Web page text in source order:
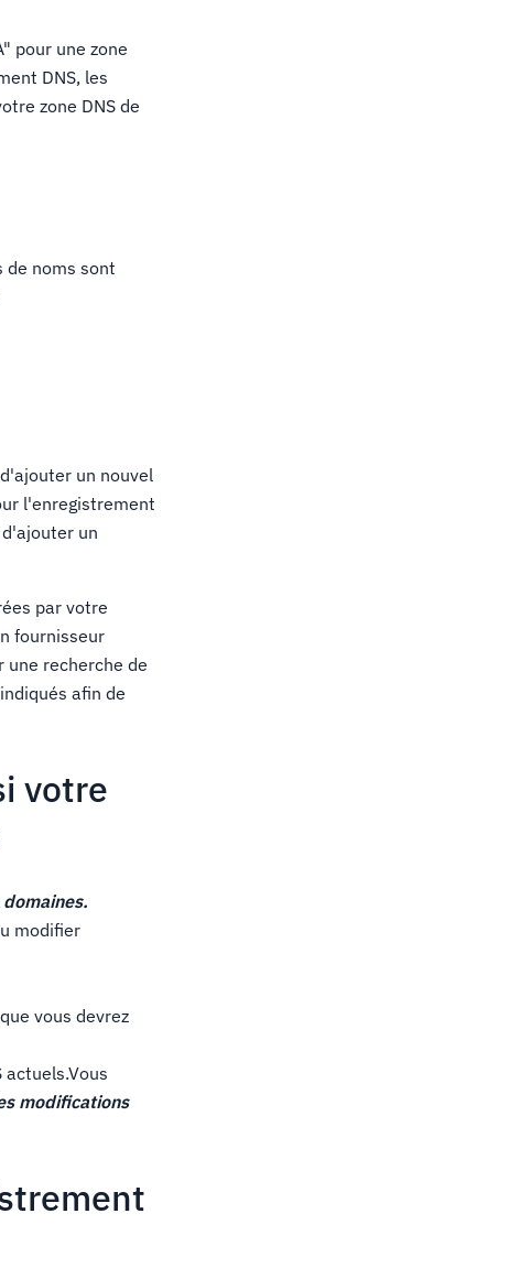
pour une zone
DNS, les
zone DNS de
de noms sont
un nouvel
l'enregistrement
un
par votre
fournisseur
une recherche de
afin de
votre
modifier
vous devrez
actuels.Vous
modifications